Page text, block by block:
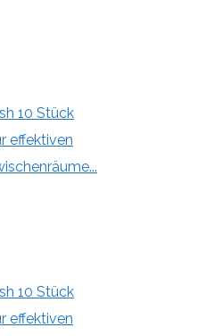
10 Stück
effektiven
10 Stück
effektiven